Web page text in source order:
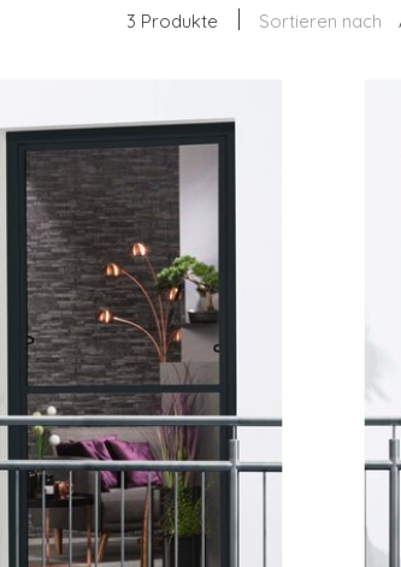
3 Produkte Sortieren nach